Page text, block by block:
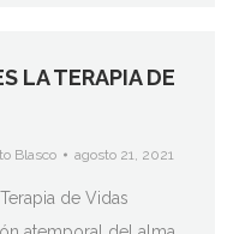
LA TERAPIA DE
Blasco agosto 21, 2021
Terapia de Vidas